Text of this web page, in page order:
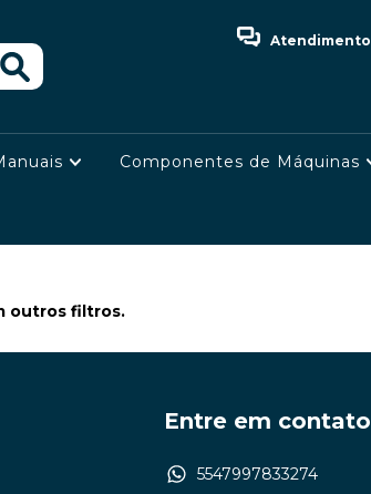
Atendimento
Componentes de Máquinas
outros filtros.
Entre em contato
5547997833274